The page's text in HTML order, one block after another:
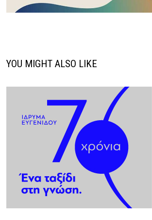
YOU MIGHT ALSO LIKE